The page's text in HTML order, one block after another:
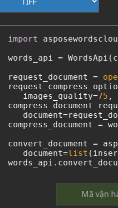
import
words_api =
request_document =
   images_quality=
75 ,
compress_document =
convert_document =
   document=
list
Mã vận